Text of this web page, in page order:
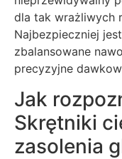
dla tak wrażliwych
Najbezpieczniej
zbalansowane
precyzyjne
Jak
Skrętniki
zasolenia